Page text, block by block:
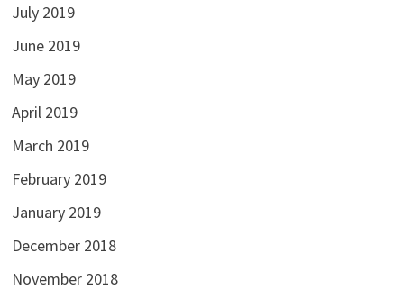
July 2019
June 2019
May 2019
April 2019
March 2019
February 2019
January 2019
December 2018
November 2018